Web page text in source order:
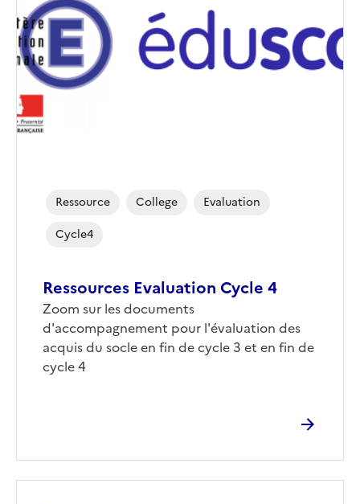
Ressources Evaluation Cycle 4
Zoom sur les documents
d'accompagnement pour l'évaluation des
acquis du socle en fin de cycle 3 et en fin de
cycle 4
Ressource College
Evaluation
Cycle4